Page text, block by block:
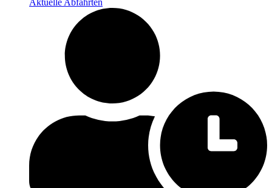
Aktuelle Abfahrten